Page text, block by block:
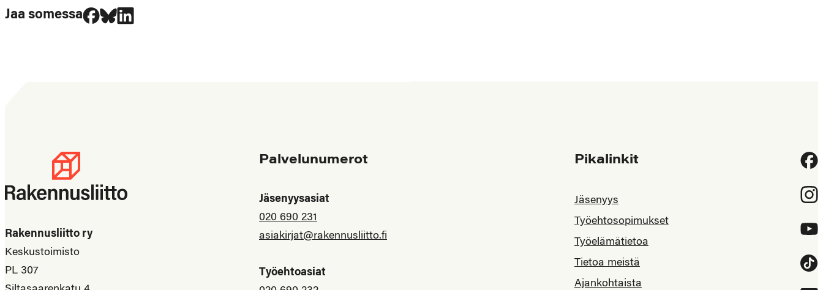
Jaa somessa
Jaa Facebookissa
Jaa Blueskyssa
Jaa LinkedIn:ssä
Rakennusliitto ry
Keskustoimisto
PL 307
Palvelunumerot
Jäsenyysasiat
020 690 231
asiakirjat@rakennusliitto.fi
Työehtoasiat
Pikalinkit
Jäsenyys
Työehtosopimukset
Työelämätietoa
Tietoa meistä
Ajankohtaista